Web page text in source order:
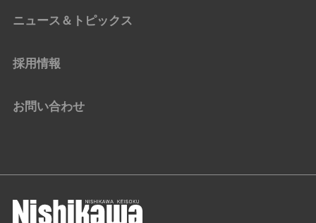
ニュース＆トピックス
採用情報
お問い合わせ